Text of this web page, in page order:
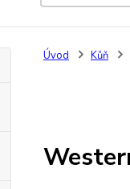
Úvod Kůň